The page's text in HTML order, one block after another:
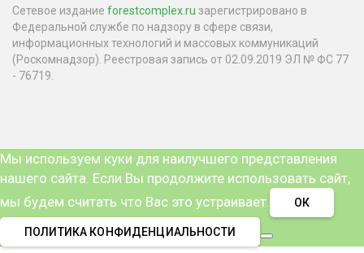
Сетевое издание forestcomplex.ru зарегистрировано в
Федеральной службе по надзору в сфере связи,
информационных технологий и массовых коммуникаций
(Роскомнадзор). Реестровая запись от 02.09.2019 ЭЛ № ФС 77
- 76719.
Мы используем куки для наилучшего представления
нашего сайта. Если Вы продолжите использовать сайт,
мы будем считать что Вас это устраивает.
ОК
ПОЛИТИКА КОНФИДЕНЦИАЛЬНОСТИ